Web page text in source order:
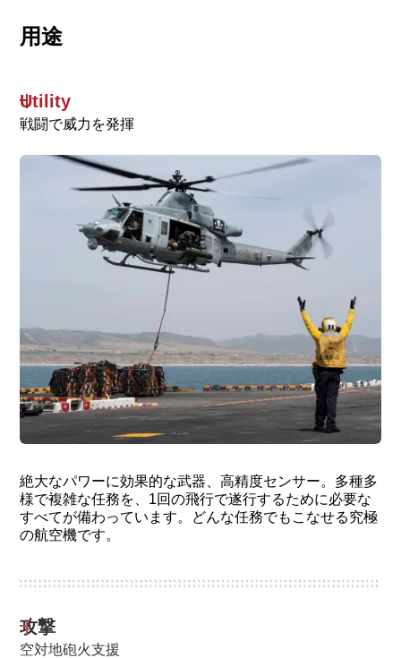
用途
Utility
戦闘で威力を発揮
絶大なパワーに効果的な武器、高精度センサー。多種多
様で複雑な任務を、1回の飛行で遂行するために必要な
すべてが備わっています。どんな任務でもこなせる究極
の航空機です。
攻撃
空対地砲火支援